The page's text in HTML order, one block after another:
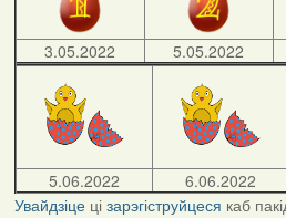
3.05.2022 5.05.2022
5.06.2022 6.06.2022
Увайдзіцеці зарэгіструйцеся каб